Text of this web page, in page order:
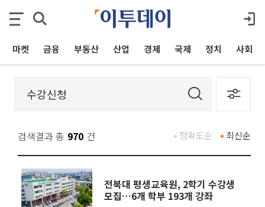
마켓 금융 부동산 산업 경제 국제 정치 사회
검색결과 총 970 건 최신순
정확도순
전북대 평생교육원, 2학기 수강생
모집…6개 학부 193개 강좌